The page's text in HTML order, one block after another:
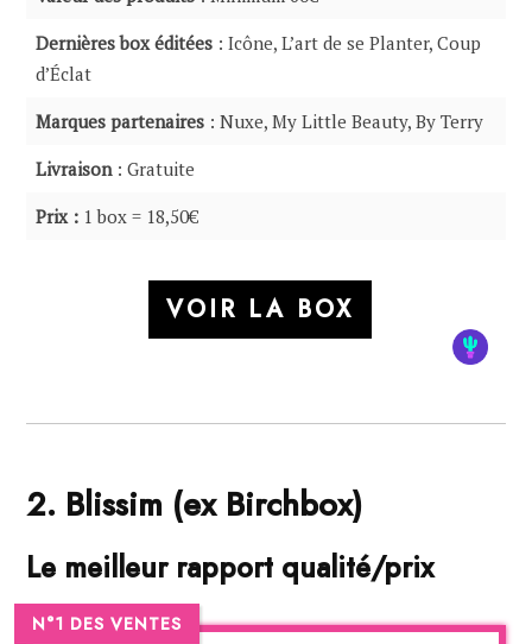
Dernières box éditées: Icône, L’art de se Planter, Coup
d’Éclat
Marques partenaires: Nuxe, My Little Beauty, By Terry
Livraison: Gratuite
Prix : 1 box = 18,50€
VOIR LA BOX
2. Blissim (ex Birchbox)
Le meilleur rapport qualité/prix
N°1 DES VENTES